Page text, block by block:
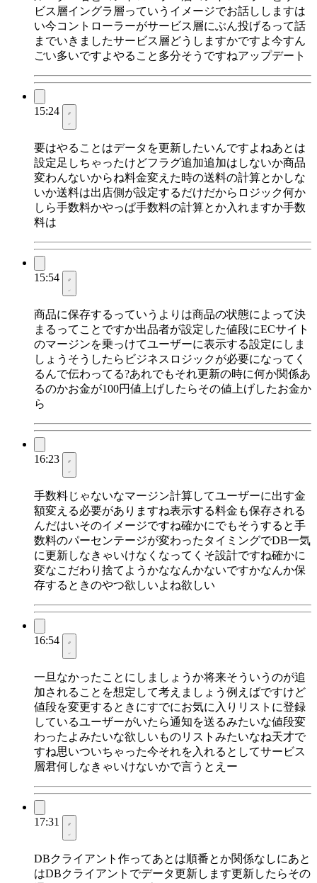
ビス層イングラ層っていうイメージでお話ししますは
い今コントローラーがサービス層にぶん投げるって話
までいきましたサービス層どうしますかですよ今すん
ごい多いですよやること多分そうですねアップデート
15:24
要はやることはデータを更新したいんですよねあとは
設定足しちゃったけどフラグ追加追加はしないか商品
変わんないからね料金変えた時の送料の計算とかしな
いか送料は出店側が設定するだけだからロジック何か
しら手数料かやっぱ手数料の計算とか入れますか手数
料は
15:54
商品に保存するっていうよりは商品の状態によって決
まるってことですか出品者が設定した値段にECサイト
のマージンを乗っけてユーザーに表示する設定にしま
しょうそうしたらビジネスロジックが必要になってく
るんで伝わってる?あれでもそれ更新の時に何か関係あ
るのかお金が100円値上げしたらその値上げしたお金か
ら
16:23
手数料じゃないなマージン計算してユーザーに出す金
額変える必要がありますね表示する料金も保存される
んだはいそのイメージですね確かにでもそうすると手
数料のパーセンテージが変わったタイミングでDB一気
に更新しなきゃいけなくなってくそ設計ですね確かに
変なこだわり捨てようかななんかないですかなんか保
存するときのやつ欲しいよね欲しい
16:54
一旦なかったことにしましょうか将来そういうのが追
加されることを想定して考えましょう例えばですけど
値段を変更するときにすでにお気に入りリストに登録
しているユーザーがいたら通知を送るみたいな値段変
わったよみたいな欲しいものリストみたいなね天才で
すね思いついちゃった今それを入れるとしてサービス
層君何しなきゃいけないかで言うとえー
17:31
DBクライアント作ってあとは順番とか関係なしにあと
はDBクライアントでデータ更新します更新したらその